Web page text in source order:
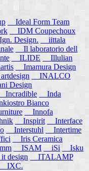
Ideal Form Team
IDM Coupechoux
Design.
iittala
Il laboratorio dell
ILIDE
Illulian
Imamura Design
INALCO
Design
Incradible
Inda
Bianco
Innofa
Inspirit
Interface
Interstuhl
Intertime
Iris Ceramica
ISAM iSi Isku
design
ITALAMP
IXC.